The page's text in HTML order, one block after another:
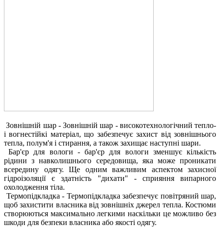
Зовнішній шар - Зовнішній шар - високотехнологічний тепло-
і вогнестійкі матеріал, що забезпечує захист від зовнішнього
тепла, полум'я і стирання, а також захищає наступні шари.
Бар'єр для вологи - бар'єр для вологи зменшує кількість
рідини з навколишнього середовища, яка може проникати
всередину одягу. Ще одним важливим аспектом захисної
гідроізоляції є здатність "дихати" - сприяння випарного
охолодження тіла.
Термопідкладка - Термопідкладка забезпечує повітряний шар,
щоб захистити власника від зовнішніх джерел тепла. Костюми
створюються максимально легкими наскільки це можливо без
шкоди для безпеки власника або якості одягу.